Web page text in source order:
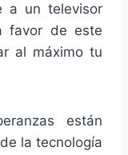
a un televisor
favor de este
al máximo tu
están
la tecnología